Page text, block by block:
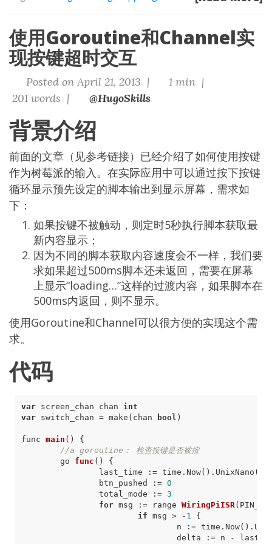
使用Goroutine和Channel实
现按键超时交互
Posted on April 21, 2013 |
1 min |
201 words |
@HugoSkills
背景介绍
前面的文章（见参考链接）已经介绍了如何使用按键
作为树莓派的输入。在实际应用中可以通过按下按键
循环显示预先设定的脚本输出到显示屏幕，需求如
下：
如果按键不被触动，则定时5秒执行脚本获取最
新内容显示；
因为不同的脚本获取内容速度会不一样，我们要
求如果超过500ms脚本还未返回，需要在屏幕
上显示“loading…”这样的过渡内容，如果脚本在
500ms内返回，则不显示。
使用Goroutine和Channel可以很方便的实现这个需
求。
代码
var screen_chan chan
int
var
switch_chan = make ( chan bool )
func main ()
{
//a goroutine ：
检查按键是否被按
go
func ()
{
last_time
: = time . Now() . UnixNano ()
btn_pushed
: = 0
total_mode
: = 3
for msg : = range WiringPiISR (
if msg > - 1
{
n
: = time . Now() .
delta
: = n -